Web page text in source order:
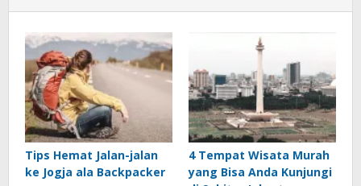
Tips Hemat Jalan-jalan
ke Jogja ala Backpacker
4 Tempat Wisata Murah
yang Bisa Anda Kunjungi